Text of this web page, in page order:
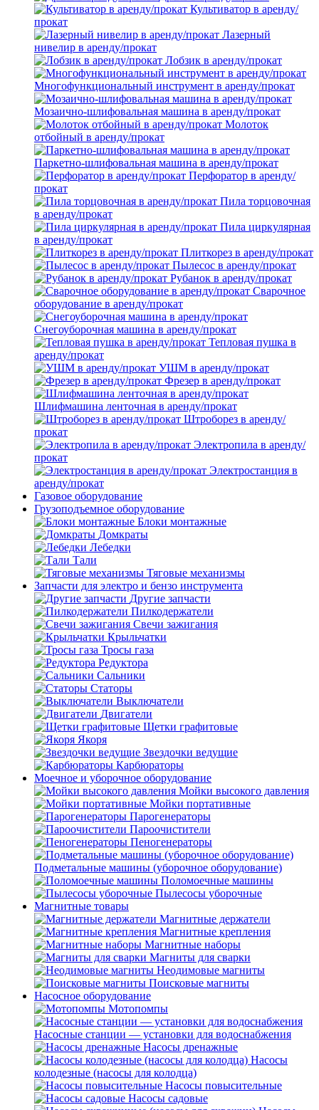
Культиватор в аренду/
прокат
Лазерный
нивелир в аренду/прокат
Лобзик в аренду/прокат
Многофункциональный инструмент в аренду/прокат
Мозаично-шлифовальная машина в аренду/прокат
Молоток
отбойный в аренду/прокат
Паркетно-шлифовальная машина в аренду/прокат
Перфоратор в аренду/
прокат
Пила торцовочная
в аренду/прокат
Пила циркулярная
в аренду/прокат
Плиткорез в аренду/прокат
Пылесос в аренду/прокат
Рубанок в аренду/прокат
Сварочное
оборудование в аренду/прокат
Снегоуборочная машина в аренду/прокат
Тепловая пушка в
аренду/прокат
УШМ в аренду/прокат
Фрезер в аренду/прокат
Шлифмашина ленточная в аренду/прокат
Штроборез в аренду/
прокат
Электропила в аренду/
прокат
Электростанция в
аренду/прокат
Газовое оборудование
Грузоподъемное оборудование
Блоки монтажные
Домкраты
Лебедки
Тали
Тяговые механизмы
Запчасти для электро и бензо инструмента
Другие запчасти
Пилкодержатели
Свечи зажигания
Крыльчатки
Тросы газа
Редуктора
Сальники
Статоры
Выключатели
Двигатели
Щетки графитовые
Якоря
Звездочки ведущие
Карбюраторы
Моечное и уборочное оборудование
Мойки высокого давления
Мойки портативные
Парогенераторы
Пароочистители
Пеногенераторы
Подметальные машины (уборочное оборудование)
Поломоечные машины
Пылесосы уборочные
Магнитные товары
Магнитные держатели
Магнитные крепления
Магнитные наборы
Магниты для сварки
Неодимовые магниты
Поисковые магниты
Насосное оборудование
Мотопомпы
Насосные станции — установки для водоснабжения
Насосы дренажные
Насосы
колодезные (насосы для колодца)
Насосы повысительные
Насосы садовые